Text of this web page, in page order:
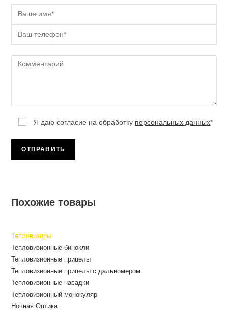
Я даю согласие на обработку персональных данных*
Похожие товары
Тепловизоры
Тепловизионные бинокли
Тепловизионные прицелы
Тепловизионные прицелы с дальномером
Тепловизионные насадки
Тепловизионный монокуляр
Ночная Оптика